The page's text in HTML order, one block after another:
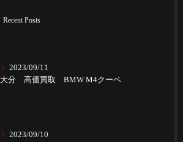
Recent Posts
2023/09/11
大分 高価買取 BMW M4クーペ
2023/09/10